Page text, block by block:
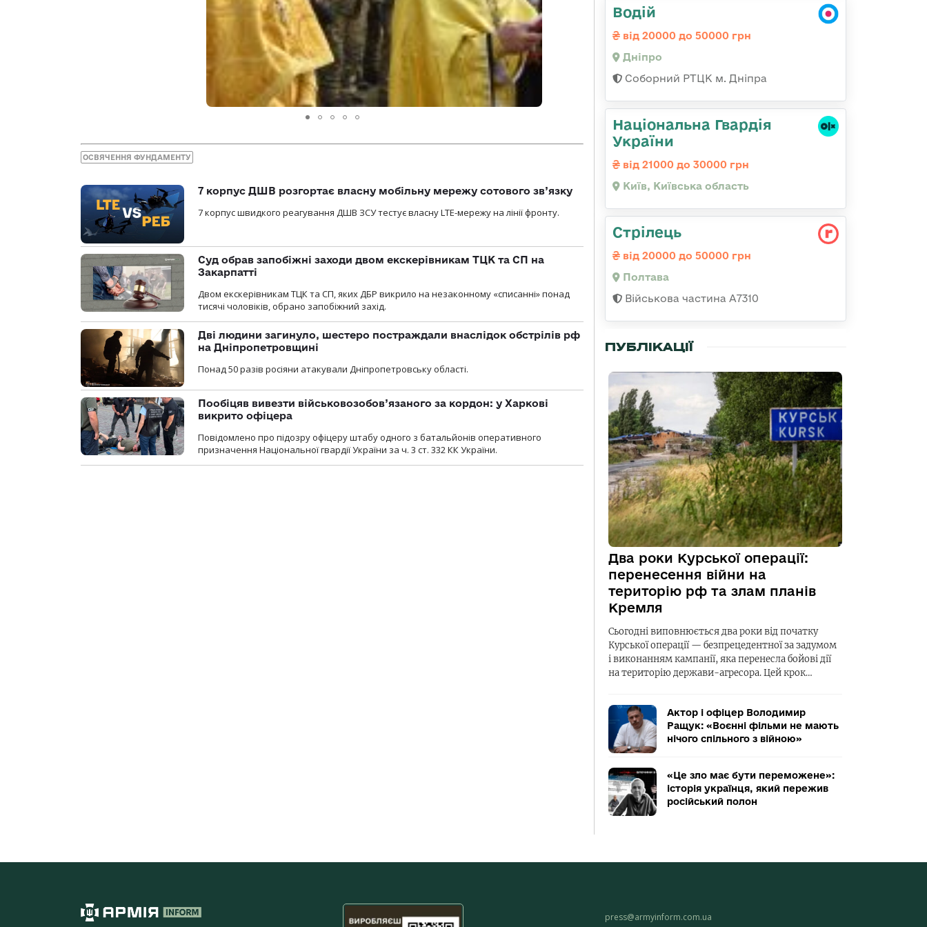
ОСВЯЧЕННЯ ФУНДАМЕНТУ
7 корпус ДШВ розгортає власну мобільну мережу сотового зв’язку
7 корпус швидкого реагування ДШВ ЗСУ тестує власну LTE-мережу на лінії фронту.
Суд обрав запобіжні заходи двом екскерівникам ТЦК та СП на
Закарпатті
Двом екскерівникам ТЦК та СП, яких ДБР викрило на незаконному «списанні» понад
тисячі чоловіків, обрано запобіжний захід.
Дві людини загинуло, шестеро постраждали внаслідок обстрілів рф
на Дніпропетровщині
Понад 50 разів росіяни атакували Дніпропетровську області.
Пообіцяв вивезти військовозобов’язаного за кордон: у Харкові
викрито офіцера
Повідомлено про підозру офіцеру штабу одного з батальйонів оперативного
призначення Національної гвардії України за ч. 3 ст. 332 КК України.
Водій
від 20000 до 50000 грн
Дніпро
Соборний РТЦК м. Дніпра
Національна Гвардія
України
від 21000 до 30000 грн
Київ, Київська область
Стрілець
від 20000 до 50000 грн
Полтава
Військова частина А7310
ПУБЛІКАЦІЇ
Два роки Курської операції:
перенесення війни на
територію рф та злам планів
Кремля
Сьогодні виповнюється два роки від початку
Курської операції — безпрецедентної за задумом
і виконанням кампанії, яка перенесла бойові дії
на територію держави-агресора. Цей крок…
Актор і офіцер Володимир
Ращук: «Воєнні фільми не мають
нічого спільного з війною»
«Це зло має бути переможене»:
історія українця, який пережив
російський полон
press@armyinform.com.ua